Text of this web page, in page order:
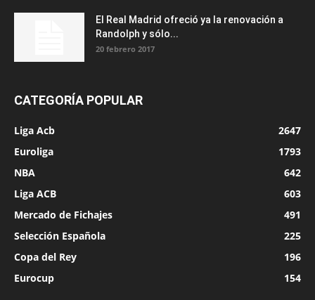
El Real Madrid ofreció ya la renovación a
Randolph y sólo...
20 febrero 2017
CATEGORÍA POPULAR
Liga Acb
2647
Euroliga
1793
NBA
642
Liga ACB
603
Mercado de Fichajes
491
Selección Española
225
Copa del Rey
196
Eurocup
154